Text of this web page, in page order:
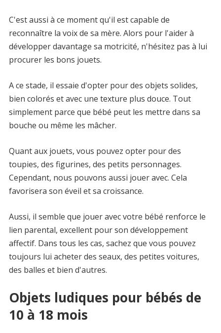
C'est aussi à ce moment qu'il est capable de
reconnaître la voix de sa mère. Alors pour l'aider à
développer davantage sa motricité, n'hésitez pas à lui
procurer les bons jouets.
A ce stade, il essaie d'opter pour des objets solides,
bien colorés et avec une texture plus douce. Tout
simplement parce que bébé peut les mettre dans sa
bouche ou même les mâcher.
Quant aux jouets, vous pouvez opter pour des
toupies, des figurines, des petits personnages.
Cependant, nous pouvons aussi jouer avec. Cela
favorisera son éveil et sa croissance.
Aussi, il semble que jouer avec votre bébé renforce le
lien parental, excellent pour son développement
affectif. Dans tous les cas, sachez que vous pouvez
toujours lui acheter des seaux, des petites voitures,
des balles et bien d'autres.
Objets ludiques pour bébés de
10 à 18 mois